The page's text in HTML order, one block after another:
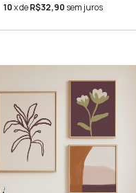
10x deR$32,90 sem juros